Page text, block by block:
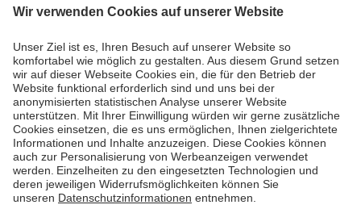
Handelsimmobilien wissen müssen
Das GEIG und die EPBD setzen den rechtlichen
Rahmen für Ladeinfrastruktur an Handelsimmobilien.
Erfahren Sie, welche Vorgaben gelten, welche
Ausnahmen bestehen und wie Sie prüfen, ob Ihre
Immobilie Ladepunkte benötigt – inklusive
praktischer Schritt-für-Schritt-Anleitung.